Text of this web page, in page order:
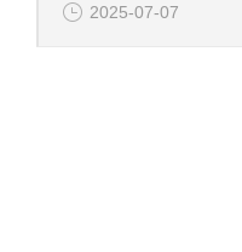
2025-07-07